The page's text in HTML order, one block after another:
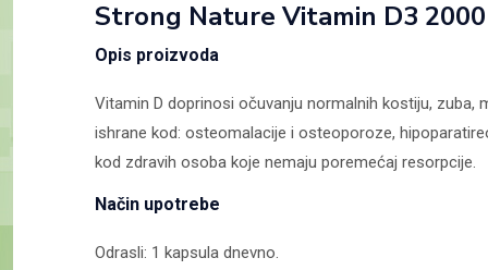
Strong Nature Vitamin D3
Opis proizvoda
Vitamin D doprinosi očuvanju normalnih kostiju,
ishrane kod: osteomalacije i osteoporoze,
kod zdravih osoba koje nemaju poremećaj resorpcije.
Način upotrebe
Odrasli: 1 kapsula dnevno.